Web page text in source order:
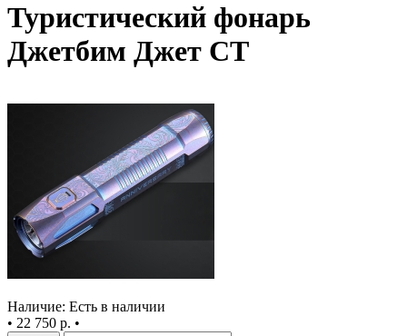
Туристический фонарь
Джетбим Джет СТ
Наличие: Есть в наличии
• 22 750 р. •